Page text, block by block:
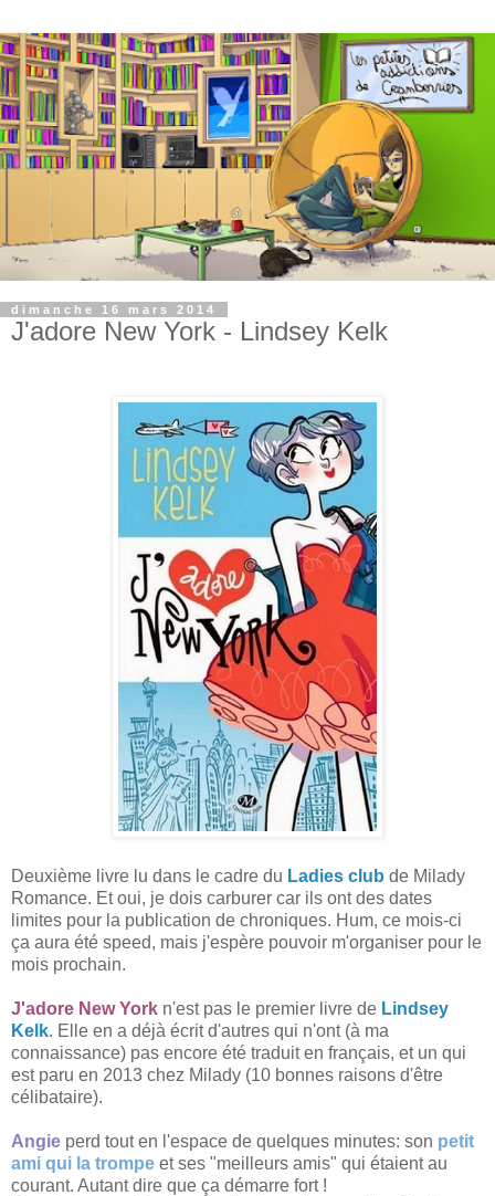
dimanche 16 mars 2014
J'adore New York - Lindsey Kelk
Deuxième livre lu dans le cadre du Ladies club de Milady
Romance. Et oui, je dois carburer car ils ont des dates
limites pour la publication de chroniques. Hum, ce mois-ci
ça aura été speed, mais j'espère pouvoir m'organiser pour le
mois prochain.
J'adore New York n'est pas le premier livre de Lindsey
Kelk. Elle en a déjà écrit d'autres qui n'ont (à ma
connaissance) pas encore été traduit en français, et un qui
est paru en 2013 chez Milady (10 bonnes raisons d'être
célibataire).
Angie perd tout en l'espace de quelques minutes: son petit
ami qui la trompe et ses "meilleurs amis" qui étaient au
courant. Autant dire que ça démarre fort !